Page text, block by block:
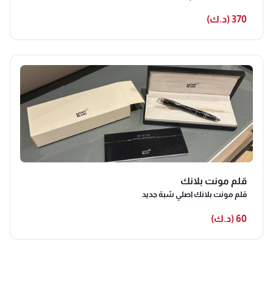
370 (د.ك)
قلم مونت بلانك
قلم مونت بلانك اصلي شبة جديد
60 (د.ك)